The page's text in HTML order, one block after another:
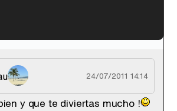
'120 Minutos' celebra sus 2.000 programas en Telemadrid con un vídeo del día a día en la redacción
24/07/2011 14:14
y que te diviertas mucho !